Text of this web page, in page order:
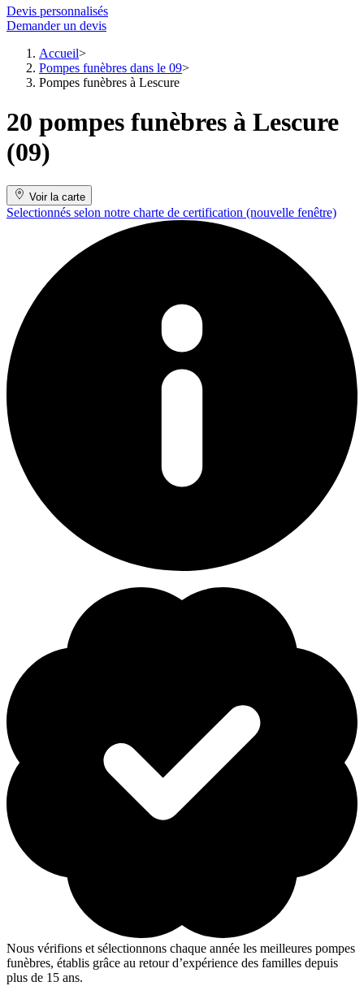
Devis personnalisés
Demander un devis
Accueil
Pompes funèbres dans le 09
Pompes funèbres à Lescure
20 pompes funèbres à Lescure
(09)
Voir la carte
Selectionnés selon notre charte de certification (nouvelle fenêtre)
Nous vérifions et sélectionnons chaque année les meilleures pompes
funèbres, établis grâce au retour d’expérience des familles depuis
plus de 15 ans.